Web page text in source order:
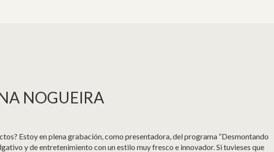
NOGUEIRA
Estoy en plena grabación, como presentadora, del programa “Desmontando
y de entretenimiento con un estilo muy fresco e innovador. Si tuvieses que